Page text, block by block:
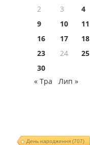
2
3 4
9
10 11
16
17 18
23
24 25
30
« Тра
Лип »
День народження(707)